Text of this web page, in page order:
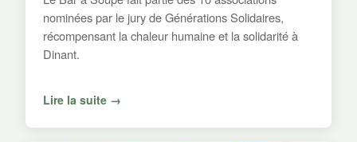
nominées par le jury de Générations Solidaires,
récompensant la chaleur humaine et la solidarité à
Dinant.
Lire la suite →